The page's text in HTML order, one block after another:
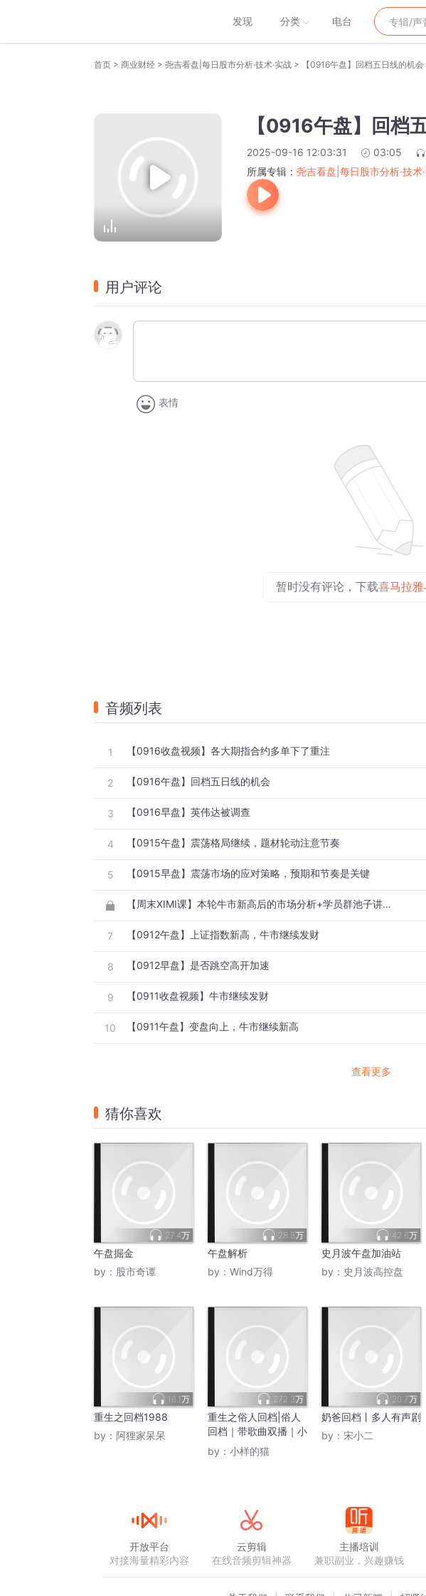
发现 分类 电台
首页 > 商业财经 > 尧吉看盘|每日股市分析·技术·实战 > 【0916午盘】回档五日线的机会
【0916午盘】回档
2025-09-16 12:03:31 03:05
所属专辑： 尧吉看盘|每日股市分析·技术
用户评论
表情
暂时没有评论，下载喜马拉雅
音频列表
1 【0916收盘视频】各大期指合约多单下了重注
2 【0916午盘】回档五日线的机会
3 【0916早盘】英伟达被调查
4 【0915午盘】震荡格局继续，题材轮动注意节奏
5 【0915早盘】震荡市场的应对策略，预期和节奏是关键
【周末XIMI课】本轮牛市新高后的市场分析+学员群池子讲解
7 【0912午盘】上证指数新高，牛市继续发财
8 【0912早盘】是否跳空高开加速
9 【0911收盘视频】牛市继续发财
10 【0911午盘】变盘向上，牛市继续新高
查看更多
猜你喜欢
27.4万
午盘掘金
by： 股市奇谭
28.8万
午盘解析
by： Wind万得
42.6万
史月波午盘加油站
by： 史月波高控盘
16.1万
重生之回档1988
by： 阿狸家呆呆
272.3万
重生之俗人回档|俗人
回档｜带歌曲双播｜小
样的猫｜VIP免费
by： 小样的猫
20.7万
奶爸回档丨多人有声剧
by： 宋小二
开放平台
对接海量精彩内容
云剪辑
在线音频剪辑神器
主播培训
兼职副业，兴趣赚钱